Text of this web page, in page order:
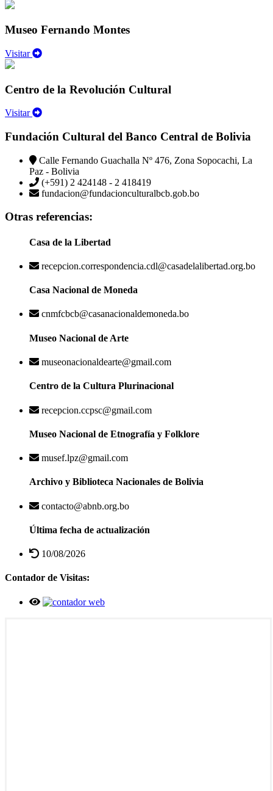
Museo Fernando Montes
Visitar
Centro de la Revolución Cultural
Visitar
Fundación Cultural del Banco Central de Bolivia
Calle Fernando Guachalla Nº 476, Zona Sopocachi, La
Paz - Bolivia
(+591) 2 424148 - 2 418419
fundacion@fundacionculturalbcb.gob.bo
Otras referencias:
Casa de la Libertad
recepcion.correspondencia.cdl@casadelalibertad.org.bo
Casa Nacional de Moneda
cnmfcbcb@casanacionaldemoneda.bo
Museo Nacional de Arte
museonacionaldearte@gmail.com
Centro de la Cultura Plurinacional
recepcion.ccpsc@gmail.com
Museo Nacional de Etnografía y Folklore
musef.lpz@gmail.com
Archivo y Biblioteca Nacionales de Bolivia
contacto@abnb.org.bo
Última fecha de actualización
10/08/2026
Contador de Visitas: